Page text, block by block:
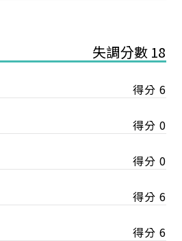
失調分數 18
得分 6
得分 0
得分 0
得分 6
得分 6